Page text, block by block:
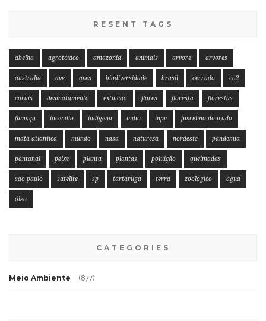
RESENT TAGS
abelha agrotóxico amazonia animais arvore arvores
australia ave aves biodiversidade brasil cerrado co2
corais desmatamento extincao flores floresta florestas
fumaça incendio indigena indio inpe juscelino dourado
mata atlantica mundo nasa natureza nordeste pandemia
pantanal peixe planta plantas poluição queimadas
sao paulo satelite sp tartaruga terra zoologico água
óleo
CATEGORIES
Meio Ambiente (877)